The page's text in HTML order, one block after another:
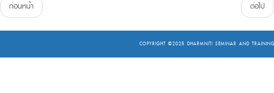
ก่อนหน้า ต่อไป
COPYRIGHT ©2025 DHARMNITI SEMINAR AND